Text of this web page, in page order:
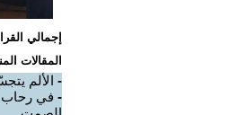
إجمالي القراءات:
المقالات
- الألم
- في رحاب